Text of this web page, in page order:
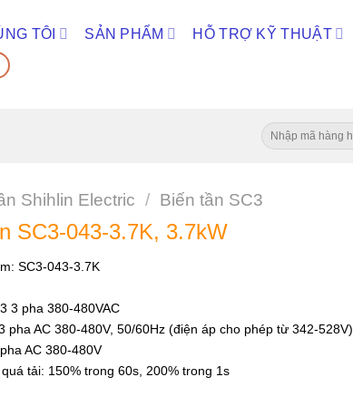
TÔI SẢN PHẨM HỖ TRỢ KỸ THUẬT
Tìm
kiếm:
Shihlin Electric / Biến tần SC3
SC3-043-3.7K, 3.7kW
SC3-043-3.7K
3 pha 380-480VAC
pha AC 380-480V, 50/60Hz (điện áp cho phép từ 342-528V)
AC 380-480V
tải: 150% trong 60s, 200% trong 1s